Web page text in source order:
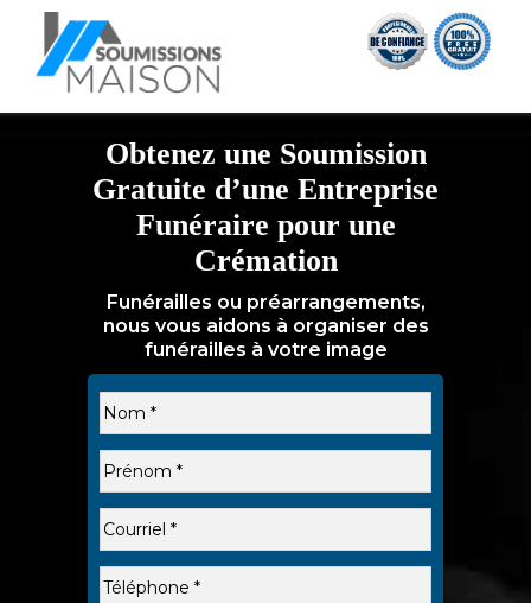
Obtenez une Soumission
Gratuite d’une Entreprise
Funéraire pour une
Crémation
Funérailles ou préarrangements,
nous vous aidons à organiser des
funérailles à votre image